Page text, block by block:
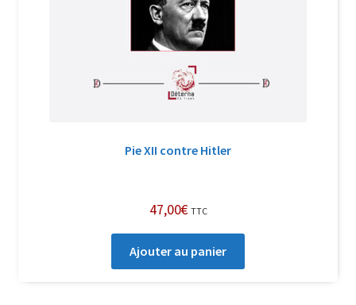
Pie XII contre Hitler
47,00€ TTC
Ajouter au panier